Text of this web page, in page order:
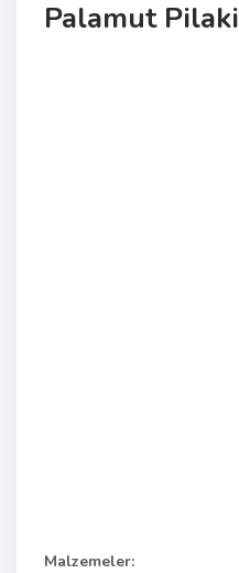
Palamut
Malzemeler: